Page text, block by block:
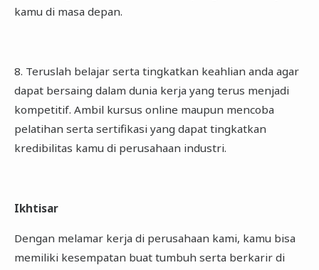
kamu di masa depan.
8. Teruslah belajar serta tingkatkan keahlian anda agar
dapat bersaing dalam dunia kerja yang terus menjadi
kompetitif. Ambil kursus online maupun mencoba
pelatihan serta sertifikasi yang dapat tingkatkan
kredibilitas kamu di perusahaan industri.
Ikhtisar
Dengan melamar kerja di perusahaan kami, kamu bisa
memiliki kesempatan buat tumbuh serta berkarir di